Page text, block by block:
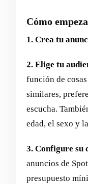
Cómo
1. Crea tu
2. Elige tu
función de
similares,
escucha.
edad, el sexo y
3. Configure su
anuncios de
presupuesto